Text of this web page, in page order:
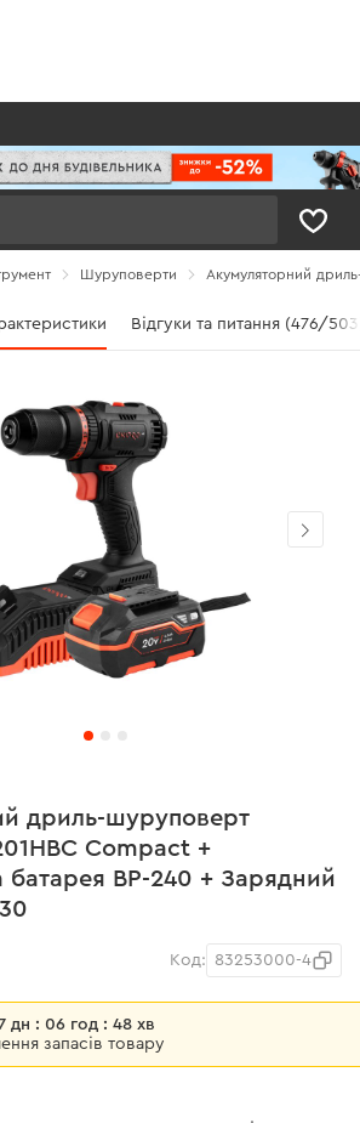
Шуруповерти Акумуляторний
Відгуки та питання (476/
дриль-шуруповерт
Compact +
батарея BP-240 + Зарядний
Код: 83253000-4
дн : 06 год : 48 хв
запасів товару